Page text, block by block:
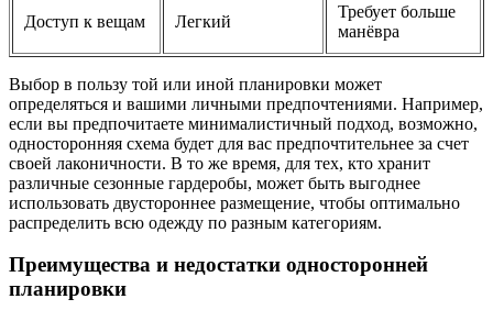
Доступ к вещам Легкий
Требует больше
манёвра
Выбор в пользу той или иной планировки может
определяться и вашими личными предпочтениями. Например,
если вы предпочитаете минималистичный подход, возможно,
односторонняя схема будет для вас предпочтительнее за счет
своей лаконичности. В то же время, для тех, кто хранит
различные сезонные гардеробы, может быть выгоднее
использовать двустороннее размещение, чтобы оптимально
распределить всю одежду по разным категориям.
Преимущества и недостатки односторонней
планировки